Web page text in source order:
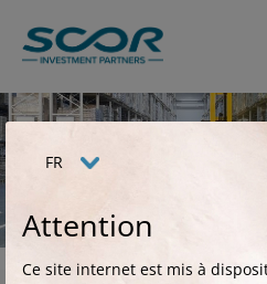
contenu
principal
Prêts syndiqués
FR
Attention
Ce site internet est mis à